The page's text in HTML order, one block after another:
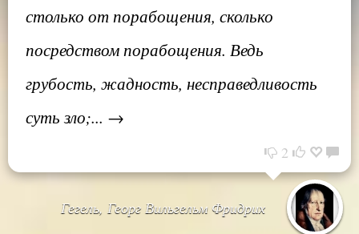
столько от порабощения, сколько
посредством порабощения. Ведь
грубость, жадность, несправедливость
суть зло;... →
2
Гегель, Георг Вильгельм Фридрих